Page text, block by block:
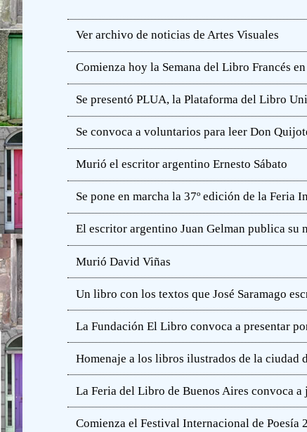
Ver archivo de noticias de Artes Visuales
Comienza hoy la Semana del Libro Francés
Se presentó PLUA, la Plataforma del Libro
Se convoca a voluntarios para leer Don
Murió el escritor argentino Ernesto Sábato
Se pone en marcha la 37º edición de la Feria
El escritor argentino Juan Gelman publica su
Murió David Viñas
Un libro con los textos que José Saramago
La Fundación El Libro convoca a presentar
Homenaje a los libros ilustrados de la ciudad
La Feria del Libro de Buenos Aires convoca
Comienza el Festival Internacional de Poesía